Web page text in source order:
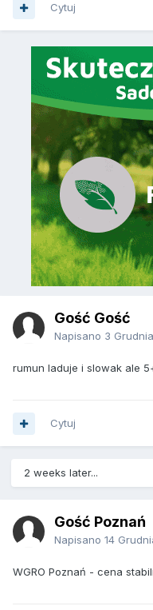
Cytuj
Gość Gość
Napisano 3
rumun laduje i slowak ale
Cytuj
2 weeks later...
Gość Poznań
Napisano 14
WGRO Poznań - cena